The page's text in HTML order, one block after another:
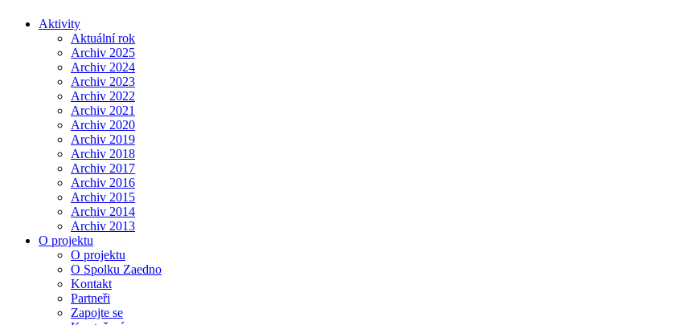
Aktivity
Aktuální rok
Archiv 2025
Archiv 2024
Archiv 2023
Archiv 2022
Archiv 2021
Archiv 2020
Archiv 2019
Archiv 2018
Archiv 2017
Archiv 2016
Archiv 2015
Archiv 2014
Archiv 2013
O projektu
O projektu
O Spolku Zaedno
Kontakt
Partneři
Zapojte se